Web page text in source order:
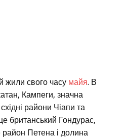
жили свого часу майя. В
Кампеги, значна
райони Чіапи та
британський Гондурас,
район Петена і долина